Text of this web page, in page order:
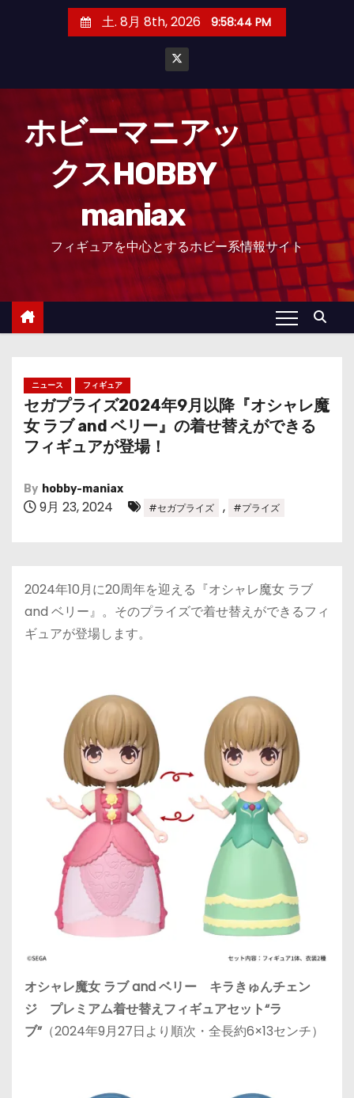
土. 8月 8th, 2026 9:58:45 PM
ホビーマニアッ
クスHOBBY
maniax
フィギュアを中心とするホビー系情報サイト
ニュース フィギュア
セガプライズ2024年9月以降『オシャレ魔
女 ラブ and ベリー』の着せ替えができる
フィギュアが登場！
By hobby-maniax
9月 23, 2024 #セガプライズ , #プライズ
2024年10月に20周年を迎える『オシャレ魔女 ラブ
and ベリー』。そのプライズで着せ替えができるフィ
ギュアが登場します。
オシャレ魔女 ラブ and ベリー キラきゅんチェン
ジ プレミアム着せ替えフィギュアセット“ラ
ブ”（2024年9月27日より順次・全長約6×13センチ）